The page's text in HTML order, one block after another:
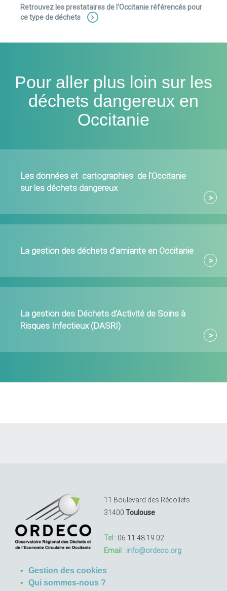
Retrouvez les prestataires de l'Occitanie référencés pour
ce type de déchets
Pour aller plus loin sur les
déchets dangereux en
Occitanie
Les données et cartographies de l'Occitanie
sur les déchets dangereux
La gestion des déchets d'amiante en Occitanie
La gestion des Déchets d'Activité de Soins à
Risques Infectieux (DASRI)
11 Boulevard des Récollets
31400 Toulouse
Tel : 06 11 48 19 02
Email : info@ordeco.org
Gestion des cookies
Qui sommes-nous ?